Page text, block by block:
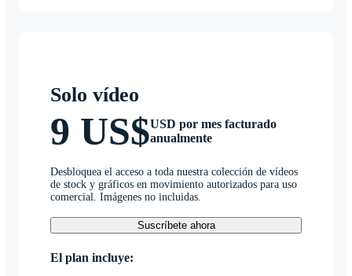
Solo vídeo
9 US$USD por mes facturado
anualmente
Desbloquea el acceso a toda nuestra colección de vídeos
de stock y gráficos en movimiento autorizados para uso
comercial. Imágenes no incluidas.
Suscríbete ahora
El plan incluye: